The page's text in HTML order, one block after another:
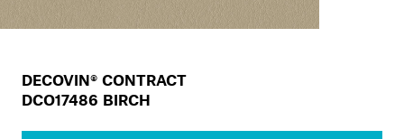
DECOVIN® CONTRACT
DCO17486 BIRCH